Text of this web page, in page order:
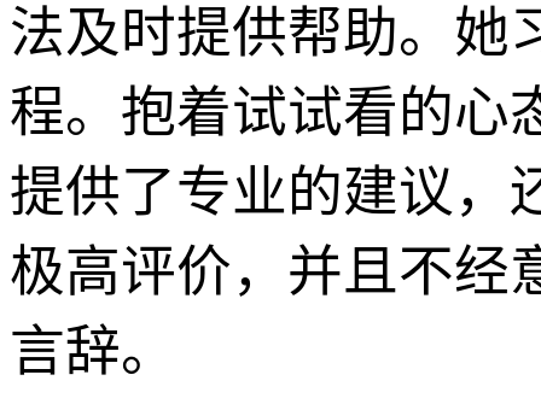
法及时提供帮助。她
程。抱着试试看的心
提供了专业的建议，
极高评价，并且不经
言辞。